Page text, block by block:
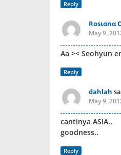
Reply
Rosιαnα
May 9,
Aa >< Seohyun
Reply
dahlah
May 9,
cantinya ASIA..
goodness..
Reply